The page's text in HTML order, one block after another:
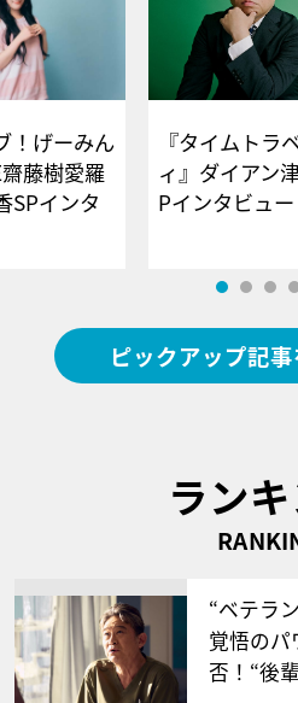
！げーみん
藤樹愛羅
SPインタ
『タイムトラ
ィ』ダイアン
Pインタ
ピックアップ記
ラン
“ベテラ
覚悟のパ
否！“後